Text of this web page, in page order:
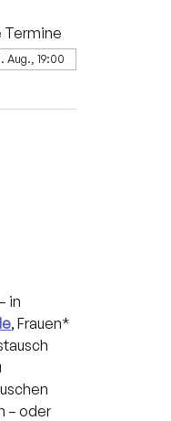
Termine
Aug., 19:00
in
, Frauen*
– oder